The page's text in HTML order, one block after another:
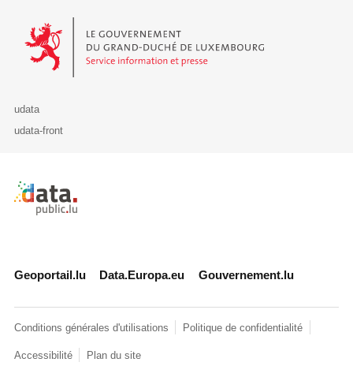
Le Gouvernement du Grand-Duché de Luxembourg - Service
udata
udata-front
Retour à l'accueil de data.public.lu
Geoportail.lu Data.Europa.eu Gouvernement.lu
Conditions générales d'utilisations Politique de confidentialité
Accessibilité Plan du site